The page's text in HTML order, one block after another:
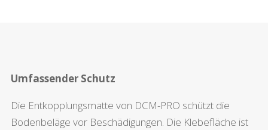
Umfassender Schutz
Die Entkopplungsmatte von DCM-PRO schützt die
Bodenbeläge vor Beschädigungen. Die Klebefläche ist